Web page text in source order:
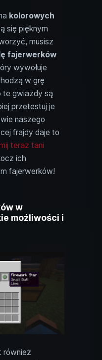
kolorowych
się pięknym
musisz
fajerwerków
wywołuje
w grę
te gwiazdy są
przetestuj je
naszego
frajdy daje to
teraz tani
ich
fajerwerków!
w
możliwości i
również